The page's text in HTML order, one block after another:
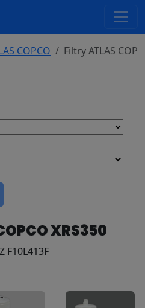
COPCO Filtry ATLAS
XRS350
F10L413F